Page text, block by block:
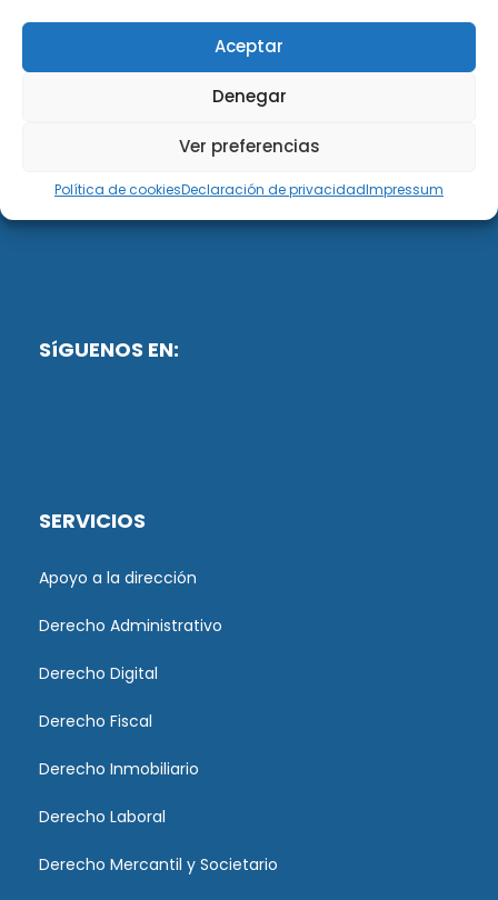
Aceptar
Denegar
Ver preferencias
Política de cookiesDeclaración de privacidadImpressum
DiG Abogados es un despacho de abogados
multidisciplinar especializado en las materias de
fiscalidad y mercantil. Llevamos más de 50 años al
SíGUENOS EN:
SERVICIOS
Apoyo a la dirección
Derecho Administrativo
Derecho Digital
Derecho Fiscal
Derecho Inmobiliario
Derecho Laboral
Derecho Mercantil y Societario